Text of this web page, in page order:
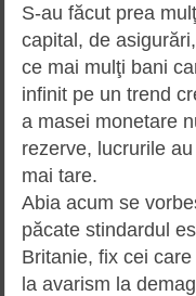
S-au făcut prea
capital, de
ce mai mulţi bani
infinit pe un trend
a masei monetare
rezerve, lucrurile
mai tare.
Abia acum se
păcate stindardul
Britanie, fix cei
la avarism la